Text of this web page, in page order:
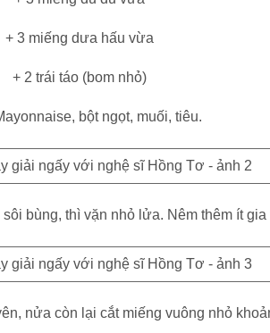
+ 3 miếng dưa hấu vừa
+ 2 trái táo (bom nhỏ)
bột ngọt, muối, tiêu.
bùng, thì vặn nhỏ lửa. Nêm thêm ít gia
nửa còn lại cắt miếng vuông nhỏ